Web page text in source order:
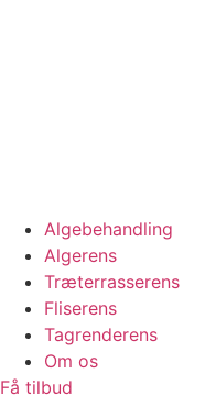
Algebehandling
Algerens
Træterrasserens
Fliserens
Tagrenderens
Om os
Få tilbud